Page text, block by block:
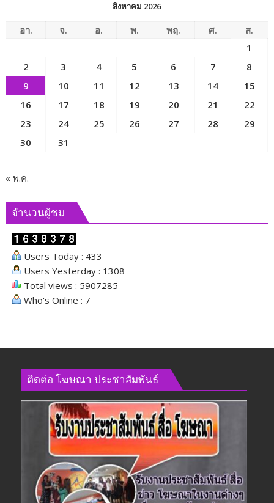
การ
สิงหาคม 2026
อา. จ. อ. พ. พฤ. ศ.
ส.
1
2
3 4 5 6 7
8
9
10 11 12 13 14
15
16
17 18 19 20 21
22
23
24 25 26 27 28
29
30
31
« พ.ค.
จำนวนผู้ชม
Users Today : 433
Users Yesterday : 1308
Total views : 5907285
Who's Online : 7
ติดต่อ​ โฆษณา​ ประชาสัมพันธ์